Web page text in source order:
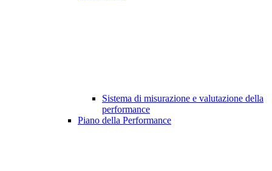
Sistema di misurazione e valutazione della
performance
Piano della Performance